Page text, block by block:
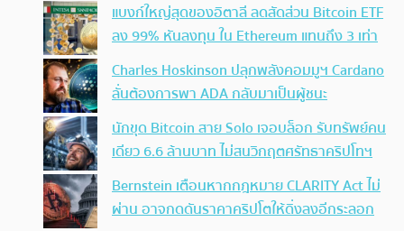
แบงก์ใหญ่สุดของอิตาลี ลดสัดส่วน Bitcoin ETF
ลง 99% หันลงทุน ใน Ethereum แทนถึง 3 เท่า
Charles Hoskinson ปลุกพลังคอมมูฯ Cardano
ลั่นต้องการพา ADA กลับมาเป็นผู้ชนะ
นักขุด Bitcoin สาย Solo เจอบล็อก รับทรัพย์คน
เดียว 6.6 ล้านบาท ไม่สนวิกฤตศรัทธาคริปโทฯ
Bernstein เตือนหากกฎหมาย CLARITY Act ไม่
ผ่าน อาจกดดันราคาคริปโตให้ดิ่งลงอีกระลอก